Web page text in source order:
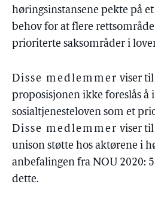
høringsinstansene pekte på
behov for at flere
prioriterte saksområder i
Disse medlemmer viser
proposisjonen ikke foreslås å
sosialtjenesteloven som et
Disse medlemmer viser
unison støtte hos aktørene i
anbefalingen fra NOU 2020:
dette.